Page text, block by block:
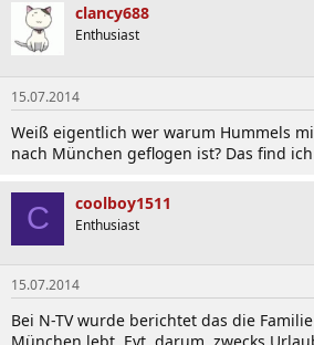
clancy688
Enthusiast
15.07.2014
Weiß eigentlich wer warum Hummels
nach München geflogen ist? Das find
C coolboy1511
Enthusiast
15.07.2014
Bei N-TV wurde berichtet das die
München lebt. Evt. darum, zwecks